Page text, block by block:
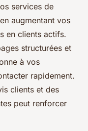
services de
augmentant vos
en clients actifs.
structurées et
à vos
rapidement.
clients et des
peut renforcer